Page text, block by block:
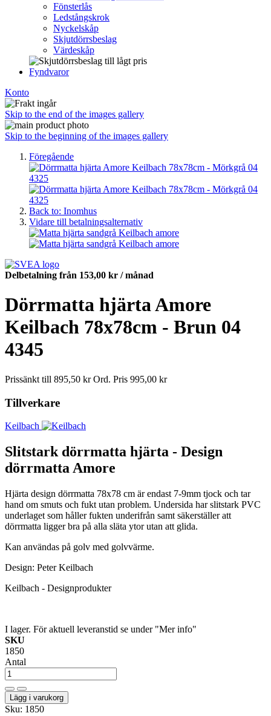
Fönsterlås
Ledstångskrok
Nyckelskåp
Skjutdörrsbeslag
Värdeskåp
Fyndvaror
Konto
Skip to the end of the images gallery
Skip to the beginning of the images gallery
Föregående
Back to: Inomhus
Vidare till betalningsalternativ
Delbetalning från 153,00 kr / månad
Dörrmatta hjärta Amore
Keilbach 78x78cm - Brun 04
4345
Prissänkt till 895,50 kr Ord. Pris 995,00 kr
Tillverkare
Keilbach
Slitstark dörrmatta hjärta - Design
dörrmatta Amore
Hjärta design dörrmatta 78x78 cm är endast 7-9mm tjock och tar
hand om smuts och fukt utan problem. Undersida har slitstark PVC
underlaget som håller fukten underifrån samt säkerställer att
dörrmatta ligger bra på alla släta ytor utan att glida.
Kan användas på golv med golvvärme.
Design: Peter Keilbach
Keilbach - Designprodukter
I lager. För aktuell leveranstid se under "Mer info"
SKU
1850
Antal
Lägg i varukorg
Sku: 1850